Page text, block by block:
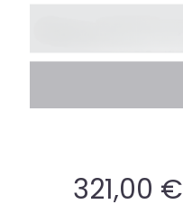
321,00 €